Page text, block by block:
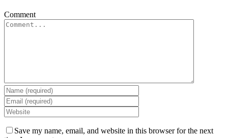
Comment
Save my name, email, and website in this browser for the next